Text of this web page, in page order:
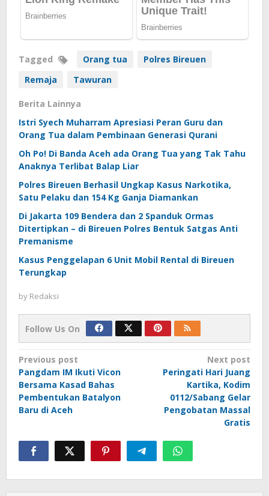
Tagged Orang tua
Polres Bireuen
Remaja
Tawuran
Berita Lainnya
Istri Syech Muharram Apresiasi Peran Guru dan
Orang Tua dalam Pembinaan Generasi Qurani
Oh Po! Di Banda Aceh ada Orang Tua yang Tak Tahu
Anaknya Terlibat Balap Liar
Polres Bireuen Berhasil Ungkap Kasus Narkotika,
Satu Pelaku dan 154 Kg Ganja Diamankan
Di Jakarta 109 Bendera dan 2 Spanduk Ormas
Ditertipkan – di Bireuen Polres Bentuk Satgas Anti
Premanisme
Kasus Penggelapan 6 Unit Mobil Rental di Bireuen
Terungkap
by Redaksi
Follow Us On
Post
navigation
Previous post
Pangdam IM Ikuti Vicon
Bersama Kasad Bahas
Pembentukan Batalyon
Baru di Aceh
Next post
Peringati Hari Juang
Kartika, Kodim
0112/Sabang Gelar
Pengobatan Massal
Gratis